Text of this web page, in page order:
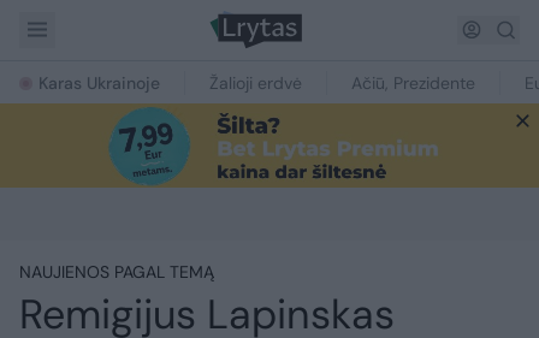
Karas Ukrainoje Žalioji erdvė Ačiū, Prezidente
NAUJIENOS PAGAL TEMĄ
Remigijus Lapinskas